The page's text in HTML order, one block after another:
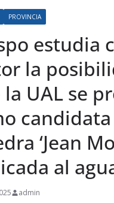
PROVINCIA
estudia
la
UAL se
candidata
‘Jean
al
admin